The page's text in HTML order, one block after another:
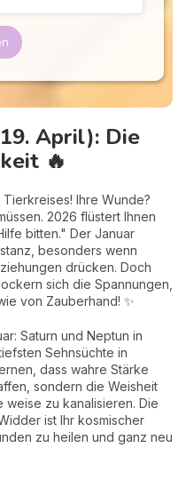
April): Die
🔥
Ihre Wunde?
2026 flüstert Ihnen
bitten." Der Januar
besonders wenn
drücken. Doch
sich die Spannungen,
von Zauberhand! ✨
Saturn und Neptun in
Sehnsüchte in
dass wahre Stärke
sondern die Weisheit
weise zu kanalisieren. Die
ist Ihr kosmischer
zu heilen und ganz neu